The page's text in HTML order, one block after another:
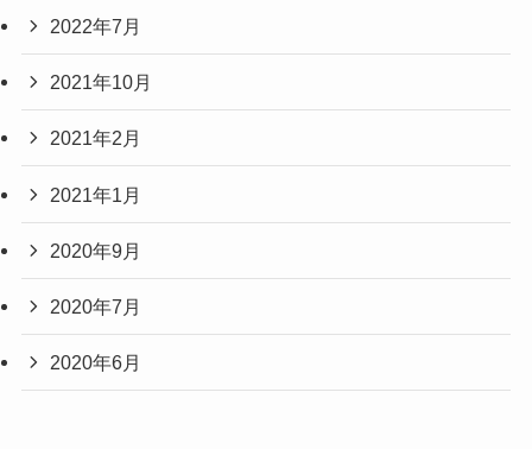
2022年7月
2021年10月
2021年2月
2021年1月
2020年9月
2020年7月
2020年6月